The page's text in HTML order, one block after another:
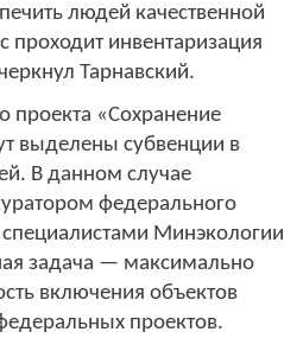
людей качественной
проходит инвентаризация
Тарнавский.
проекта «Сохранение
выделены субвенции в
В данном случае
федерального
Минэкологии
задача — максимально
включения объектов
проектов.